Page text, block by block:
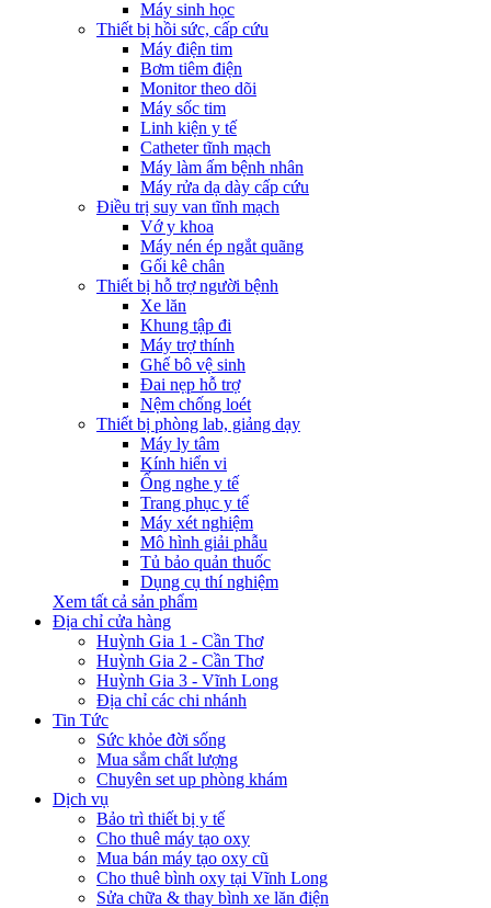
Máy sinh học
Thiết bị hồi sức, cấp cứu
Máy điện tim
Bơm tiêm điện
Monitor theo dõi
Máy sốc tim
Linh kiện y tế
Catheter tĩnh mạch
Máy làm ấm bệnh nhân
Máy rửa dạ dày cấp cứu
Điều trị suy van tĩnh mạch
Vớ y khoa
Máy nén ép ngắt quãng
Gối kê chân
Thiết bị hỗ trợ người bệnh
Xe lăn
Khung tập đi
Máy trợ thính
Ghế bô vệ sinh
Đai nẹp hỗ trợ
Nệm chống loét
Thiết bị phòng lab, giảng dạy
Máy ly tâm
Kính hiển vi
Ống nghe y tế
Trang phục y tế
Máy xét nghiệm
Mô hình giải phẫu
Tủ bảo quản thuốc
Dụng cụ thí nghiệm
Xem tất cả sản phẩm
Địa chỉ cửa hàng
Huỳnh Gia 1 - Cần Thơ
Huỳnh Gia 2 - Cần Thơ
Huỳnh Gia 3 - Vĩnh Long
Địa chỉ các chi nhánh
Tin Tức
Sức khỏe đời sống
Mua sắm chất lượng
Chuyên set up phòng khám
Dịch vụ
Bảo trì thiết bị y tế
Cho thuê máy tạo oxy
Mua bán máy tạo oxy cũ
Cho thuê bình oxy tại Vĩnh Long
Sửa chữa & thay bình xe lăn điện